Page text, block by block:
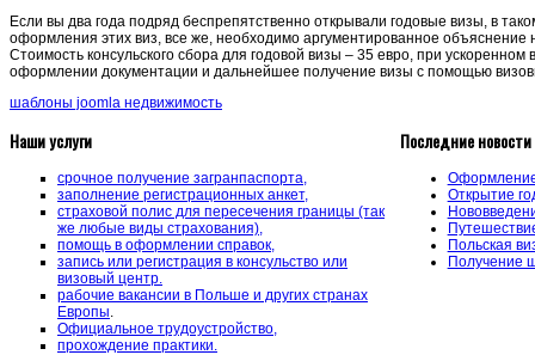
Если вы два года подряд беспрепятственно открывали годовые визы, в
оформления этих виз, все же, необходимо аргументированное
Стоимость консульского сбора для годовой визы – 35 евро, при
оформлении документации и дальнейшее получение визы с помощью
шаблоны joomla недвижимость
Наши услуги
срочное получение загранпаспорта,
заполнение регистрационных анкет,
страховой полис для пересечения границы (так
же любые виды страхования),
помощь в оформлении справок,
запись или регистрация в консульство или
визовый центр.
рабочие вакансии в Польше и других странах
Европы.
Официальное трудоустройство,
прохождение практики.
Последние новости
Открытие
Польская
Получение